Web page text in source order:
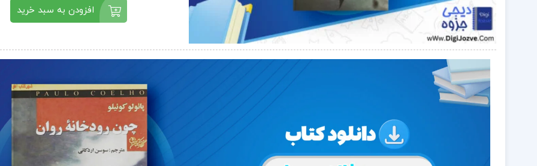
افزودن به سبد خرید